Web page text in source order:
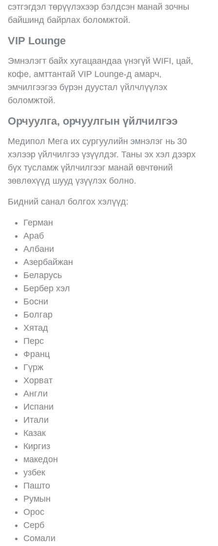
сэтгэгдэл төрүүлэхээр бэлдсэн манай зочны
байшинд байрлах боломжтой.
VIP Lounge
Эмнэлэгт байх хугацаандаа үнэгүй WIFI, цай,
кофе, амттантай VIP Lounge-д амарч,
эмчилгээгээ бүрэн дуустал үйлчлүүлэх
боломжтой.
Орчуулга, орчуулгын үйлчилгээ
Медипол Мега их сургуулийн эмнэлэг нь 30
хэлээр үйлчилгээ үзүүлдэг. Таны эх хэл дээрх
бүх тусламж үйлчилгээг манай өвчтөний
зөвлөхүүд шууд үзүүлэх болно.
Бидний санал болгох хэлүүд:
Герман
Араб
Албани
Азербайжан
Беларусь
Бербер хэл
Босни
Болгар
Хятад
Перс
Франц
Гүрж
Хорват
Англи
Испани
Итали
Казак
Киргиз
македон
узбек
Пашто
Румын
Орос
Серб
Сомали